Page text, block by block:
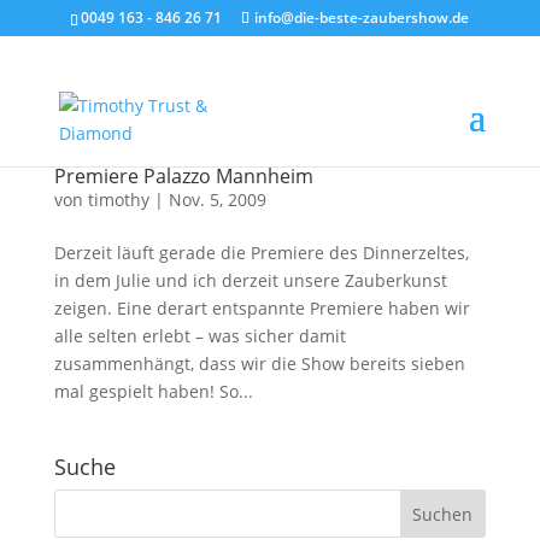
0049 163 - 846 26 71 info@die-beste-zaubershow.de
Premiere Palazzo Mannheim
von timothy| Nov. 5, 2009
Derzeit läuft gerade die Premiere des Dinnerzeltes,
in dem Julie und ich derzeit unsere Zauberkunst
zeigen. Eine derart entspannte Premiere haben wir
alle selten erlebt – was sicher damit
zusammenhängt, dass wir die Show bereits sieben
mal gespielt haben! So...
Suche